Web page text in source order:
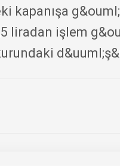
kapanışa
liradan işlem